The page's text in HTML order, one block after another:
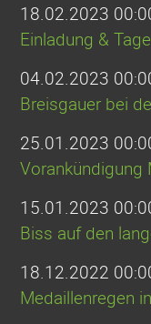
18.02.2023
Einladung &
04.02.2023
Breisgauer bei
25.01.2023
Vorankündigung
15.01.2023
Biss auf den
18.12.2022
Medaillenregen